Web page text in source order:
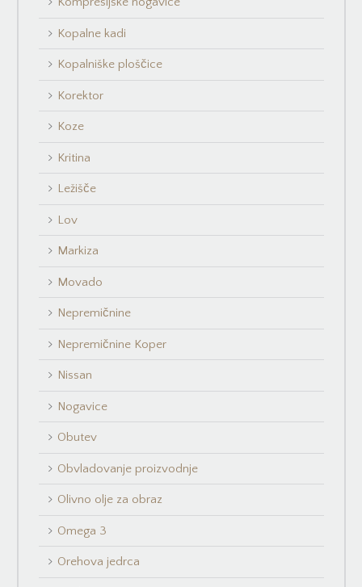
Kopalne kadi
Kopalniške ploščice
Korektor
Koze
Kritina
Ležišče
Lov
Markiza
Movado
Nepremičnine
Nepremičnine Koper
Nissan
Nogavice
Obutev
Obvladovanje proizvodnje
Olivno olje za obraz
Omega 3
Orehova jedrca